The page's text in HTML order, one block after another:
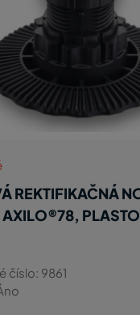
REKTIFIKAČNÁ
AXILO®78,
číslo: 9861